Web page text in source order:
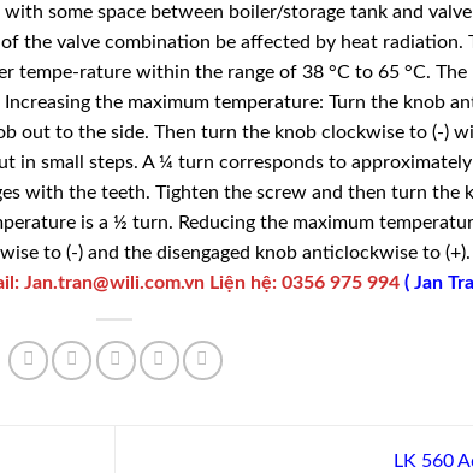
some space between boiler/storage tank and ­valve
the valve ­combination be affected by heat radiation.
tempe-rature within the range of 38 °C to 65 °C. The
the maximum temperature: Turn the knob
out to the side. Then turn the knob clockwise to (-)
in small steps. A ¼ turn corresponds to approximately
with the teeth. Tighten the screw and then turn the
is a ½ turn. Reducing the maximum
to (-) and the disengaged knob anticlockwise to (+).
Jan.tran@wili.com.vn Liện hệ:0356 975 994 ( Jan
LK 560